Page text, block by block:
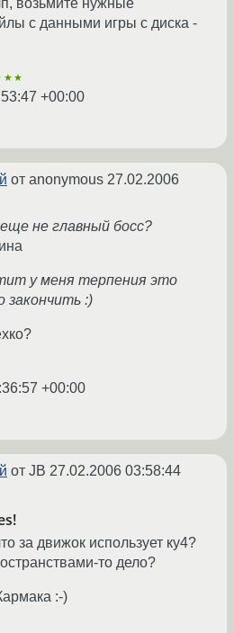
возьмите нужные
с данными игры с диска -
+00:00
от anonymous 27.02.2006
не главный босс?
у меня терпения это
:)
+00:00
от JB 27.02.2006 03:58:44
за движок использует ку4?
то дело?
:-)